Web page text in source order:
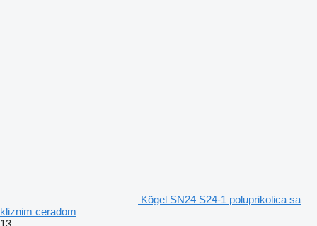
Kögel SN24 S24-1 poluprikolica sa
kliznim ceradom
13